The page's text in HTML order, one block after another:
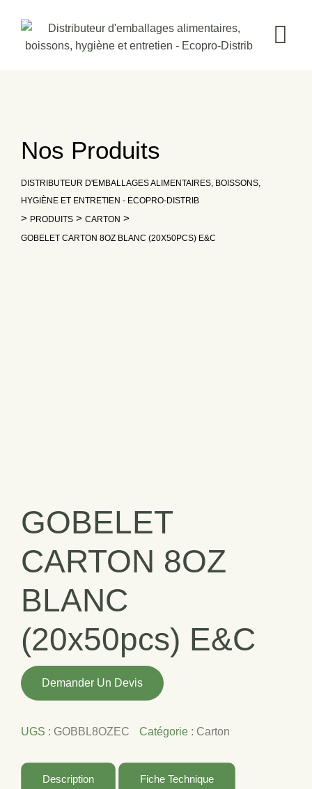
content
Nos Produits
DISTRIBUTEUR D'EMBALLAGES ALIMENTAIRES, BOISSONS,
HYGIÈNE ET ENTRETIEN - ECOPRO-DISTRIB
> PRODUITS > CARTON >
GOBELET CARTON 8OZ BLANC (20X50PCS) E&C
GOBELET
CARTON 8OZ
BLANC
(20x50pcs) E&C
quantité
de
CARTON
BLANC
(20x50pcs)
Demander Un Devis
UGS : GOBBL8OZEC Catégorie : Carton
Description Fiche Technique